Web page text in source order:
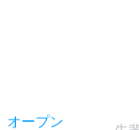
オープン